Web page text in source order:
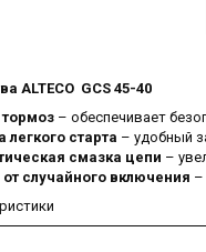
ALTECO GCS 45-40
– обеспечивает
легкого старта – удобный
смазка цепи –
случайного включения –